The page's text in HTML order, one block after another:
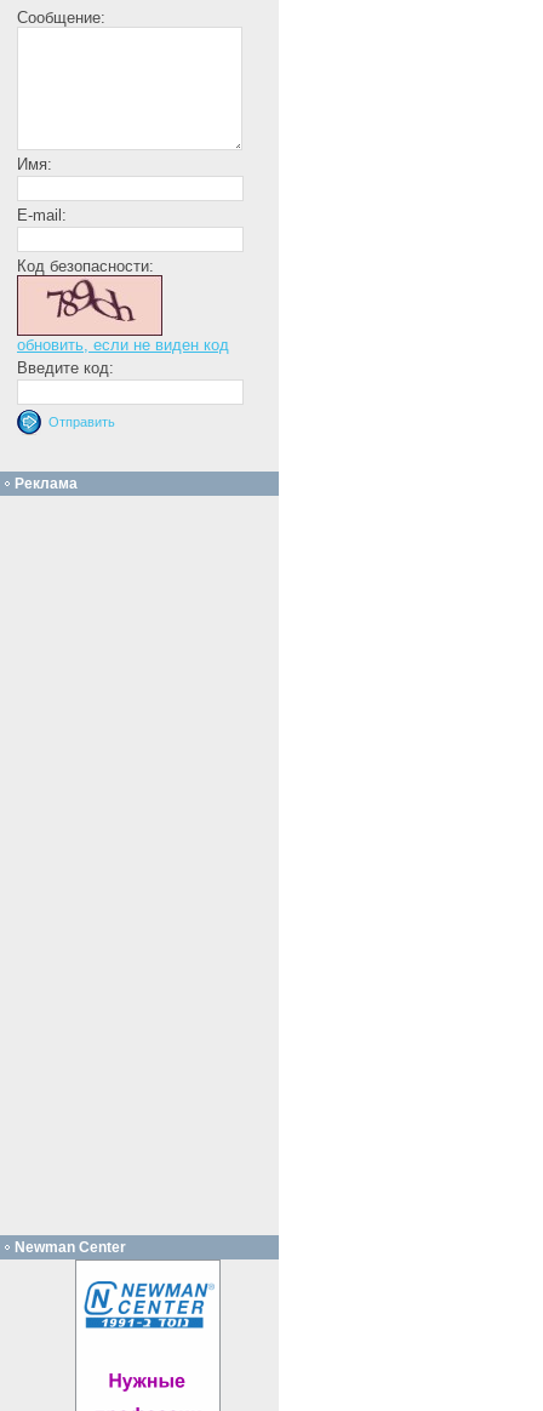
Сообщение:
Имя:
E-mail:
Код безопасности:
обновить, если не виден код
Введите код:
Реклама
Newman Center